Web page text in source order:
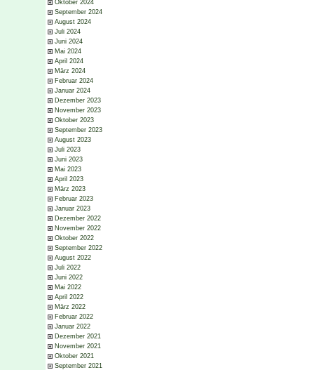
Oktober 2024
September 2024
August 2024
Juli 2024
Juni 2024
Mai 2024
April 2024
März 2024
Februar 2024
Januar 2024
Dezember 2023
November 2023
Oktober 2023
September 2023
August 2023
Juli 2023
Juni 2023
Mai 2023
April 2023
März 2023
Februar 2023
Januar 2023
Dezember 2022
November 2022
Oktober 2022
September 2022
August 2022
Juli 2022
Juni 2022
Mai 2022
April 2022
März 2022
Februar 2022
Januar 2022
Dezember 2021
November 2021
Oktober 2021
September 2021